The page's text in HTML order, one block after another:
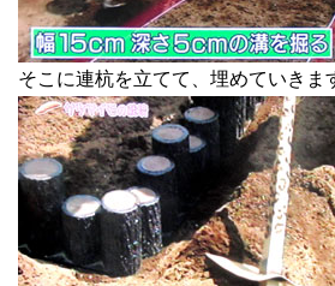
そこに連杭を立てて、埋めていきま